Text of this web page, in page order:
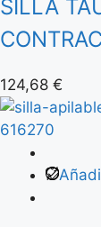
SILLA
124,68 €